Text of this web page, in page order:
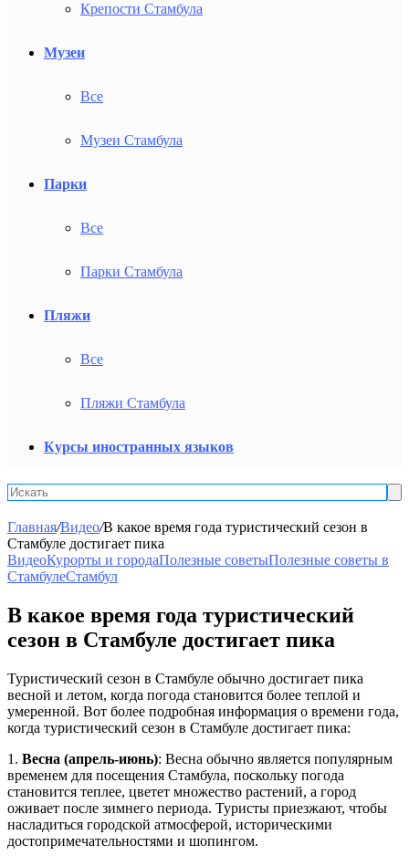
Крепости Стамбула
Музеи
Все
Музеи Стамбула
Парки
Все
Парки Стамбула
Пляжи
Все
Пляжи Стамбула
Курсы иностранных языков
Главная/Видео/В какое время года туристический сезон в
Стамбуле достигает пика
ВидеоКурорты и городаПолезные советыПолезные советы в
СтамбулеСтамбул
В какое время года туристический
сезон в Стамбуле достигает пика
Туристический сезон в Стамбуле обычно достигает пика
весной и летом, когда погода становится более теплой и
умеренной. Вот более подробная информация о времени года,
когда туристический сезон в Стамбуле достигает пика:
1. Весна (апрель-июнь): Весна обычно является популярным
временем для посещения Стамбула, поскольку погода
становится теплее, цветет множество растений, а город
оживает после зимнего периода. Туристы приезжают, чтобы
насладиться городской атмосферой, историческими
достопримечательностями и шопингом.